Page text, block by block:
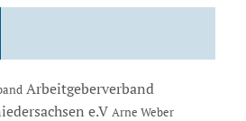
Arbeitgeberverband
e.V Arne Weber